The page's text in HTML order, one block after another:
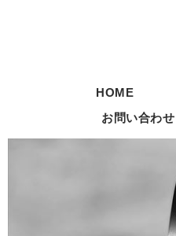
HOME
お問い合わせ